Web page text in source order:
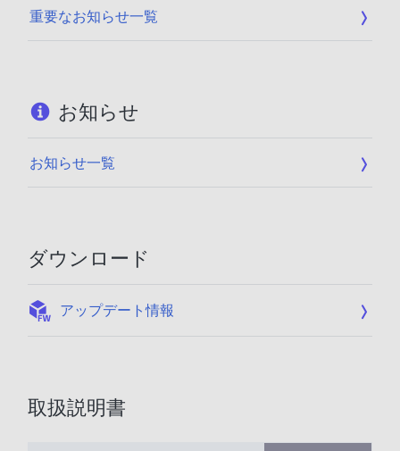
重要なお知らせ一覧
お知らせ
お知らせ一覧
ダウンロード
アップデート情報
取扱説明書